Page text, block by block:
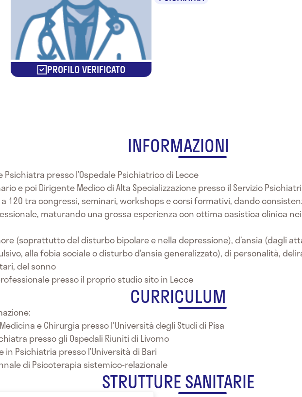
PROFILO VERIFICATO
INFORMAZIONI
Psichiatra presso l’Ospedale Psichiatrico di Lecce
e poi Dirigente Medico di Alta Specializzazione presso il Servizio
120 tra congressi, seminari, workshops e corsi formativi, dando
maturando una grossa esperienza con ottima casistica clinica
(soprattutto del disturbo bipolare e nella depressione), d’ansia (dagli
alla fobia sociale o disturbo d’ansia generalizzato), di personalità,
del sonno
presso il proprio studio sito in Lecce
CURRICULUM
e Chirurgia presso l'Università degli Studi di Pisa
presso gli Ospedali Riuniti di Livorno
in Psichiatria presso l’Università di Bari
di Psicoterapia sistemico-relazionale
STRUTTURE SANITARIE